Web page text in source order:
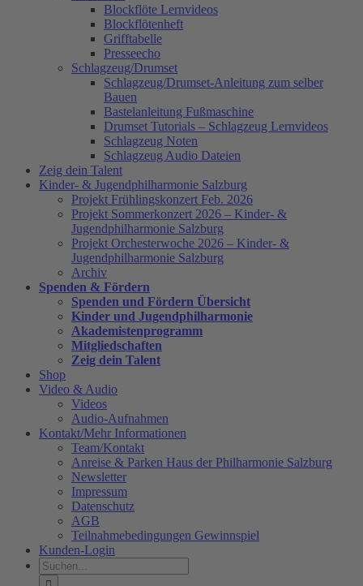
Blockflöte Lernvideos
Blockflötenheft
Grifftabelle
Presseecho
Schlagzeug/Drumset
Schlagzeug/Drumset-Anleitung zum selber
Bauen
Bastelanleitung Fußmaschine
Drumset Tutorials – Schlagzeug Lernvideos
Schlagzeug Noten
Schlagzeug Audio Dateien
Zeig dein Talent
Kinder- & Jugendphilharmonie Salzburg
Projekt Frühlingskonzert Feb. 2026
Projekt Sommerkonzert 2026 – Kinder- &
Jugendphilharmonie Salzburg
Projekt Orchesterwoche 2026 – Kinder- &
Jugendphilharmonie Salzburg
Archiv
Spenden & Fördern
Spenden und Fördern Übersicht
Kinder und Jugendphilharmonie
Akademistenprogramm
Mitgliedschaften
Zeig dein Talent
Shop
Video & Audio
Videos
Audio-Aufnahmen
Kontakt/Mehr Informationen
Team/Kontakt
Anreise & Parken Haus der Philharmonie Salzburg
Newsletter
Impressum
Datenschutz
AGB
Teilnahmebedingungen Gewinnspiel
Kunden-Login
Suche
nach: